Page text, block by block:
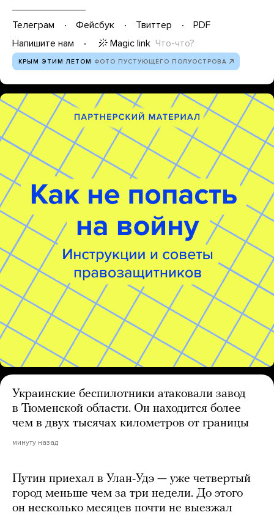
Телеграм Фейсбук Твиттер
PDF
Напишите нам
Magic link Что-что?
КРЫМ ЭТИМ ЛЕТОМ ФОТО ПУСТУЮЩЕГО ПОЛУОСТРОВА
Украинские беспилотники атаковали завод
в Тюменской области. Он находится более
чем в двух тысячах километров от границы
минуту назад
Путин приехал в Улан-Удэ — уже четвертый
город меньше чем за три недели. До этого
он несколько месяцев почти не выезжал